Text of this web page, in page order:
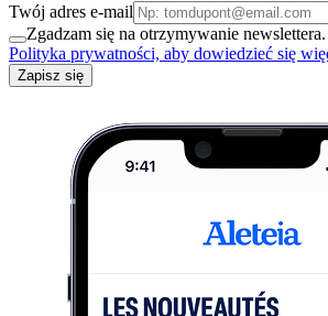
Twój adres e-mail
Zgadzam się na otrzymywanie
Polityka prywatności, aby dowiedzieć się
Zapisz się